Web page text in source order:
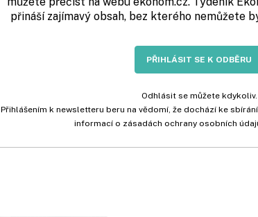
přináší zajímavý obsah, bez kterého nemůžete
PŘIHLÁSIT SE K ODBĚRU
Odhlásit se můžete kdykoliv.
Přihlášením k newsletteru beru na vědomí, že dochází ke
informací o zásadách ochrany osobních